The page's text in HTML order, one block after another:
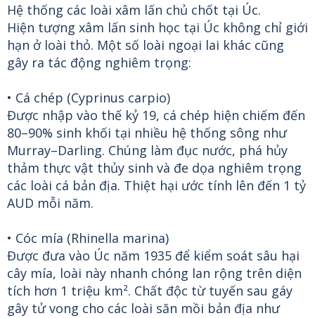
Hệ thống các loài xâm lấn chủ chốt tại Úc.
Hiện tượng xâm lấn sinh học tại Úc không chỉ giới
hạn ở loài thỏ. Một số loài ngoại lai khác cũng
gây ra tác động nghiêm trọng:
• Cá chép (Cyprinus carpio)
Được nhập vào thế kỷ 19, cá chép hiện chiếm đến
80–90% sinh khối tại nhiều hệ thống sông như
Murray–Darling. Chúng làm đục nước, phá hủy
thảm thực vật thủy sinh và đe dọa nghiêm trọng
các loài cá bản địa. Thiệt hại ước tính lên đến 1 tỷ
AUD mỗi năm.
• Cóc mía (Rhinella marina)
Được đưa vào Úc năm 1935 để kiểm soát sâu hại
cây mía, loài này nhanh chóng lan rộng trên diện
tích hơn 1 triệu km². Chất độc từ tuyến sau gáy
gây tử vong cho các loài săn mồi bản địa như